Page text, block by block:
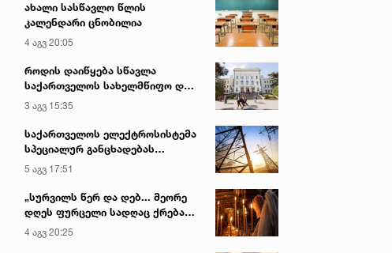
ახალი სასწავლო წლის
კალენდარი ცნობილია
4 აგვ 20:05
როდის დაიწყება სწავლა
საქართველოს სახელმწიფო და
კერძო უნივერსიტეტებში
3 აგვ 15:35
საქართველოს ელექტროსისტემა
სპეციალურ განცხადებას
ავრცელებს
5 აგვ 17:51
„სურვილს წერ და დებ... მეორე
დღეს ფურცელი სადღაც ქრება
და სურვილი სრულდება...“ -
სასწაულმოქმედი ტაძარი შიდა
4 აგვ 20:25